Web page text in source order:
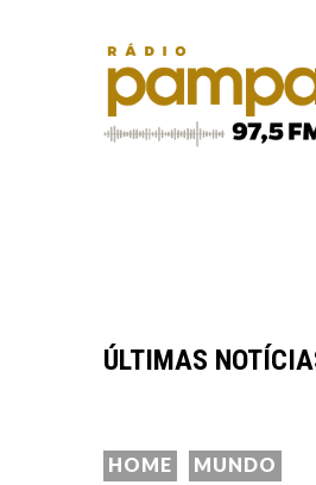
ÚLTIMAS
ONDA DE FRIO INTENSO
HOME MUNDO